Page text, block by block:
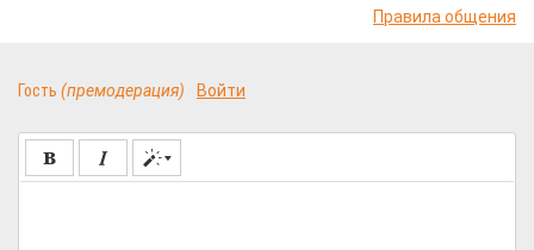
Правила общения
Гость (премодерация) Войти